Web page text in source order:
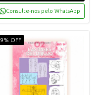
Consulte-nos pelo WhatsApp
9% OFF